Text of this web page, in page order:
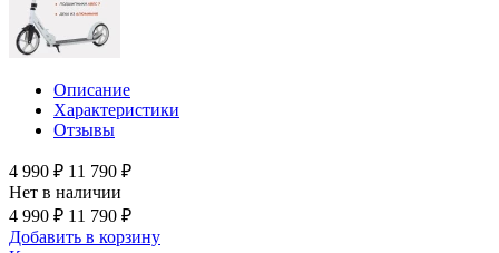
Описание
Характеристики
Отзывы
4 990 ₽ 11 790 ₽
Нет в наличии
4 990 ₽ 11 790 ₽
Добавить в корзину